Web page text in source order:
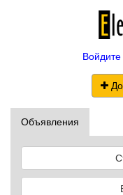
Войдите
Объявления